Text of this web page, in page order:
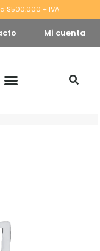
$500.000 + IVA
Mi cuenta